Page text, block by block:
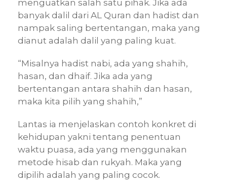
menguatkan salah satu pihak. Jika ada
banyak dalil dari AL Quran dan hadist dan
nampak saling bertentangan, maka yang
dianut adalah dalil yang paling kuat.
“Misalnya hadist nabi, ada yang shahih,
hasan, dan dhaif. Jika ada yang
bertentangan antara shahih dan hasan,
maka kita pilih yang shahih,”
Lantas ia menjelaskan contoh konkret di
kehidupan yakni tentang penentuan
waktu puasa, ada yang menggunakan
metode hisab dan rukyah. Maka yang
dipilih adalah yang paling cocok.